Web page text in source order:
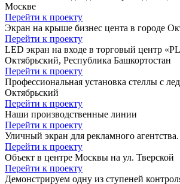
Москве
Перейти к проекту
Экран на крыше бизнес цента в городе
Перейти к проекту
LED экран на входе в торговый центр
Октябрьский, Республика Башкортостан
Перейти к проекту
Профессиональная установка стеллы с
Октябрьский
Перейти к проекту
Наши производственные линии
Перейти к проекту
Уличный экран для рекламного
Перейти к проекту
Объект в центре Москвы на ул. Тверской
Перейти к проекту
Демонстрируем одну из ступеней